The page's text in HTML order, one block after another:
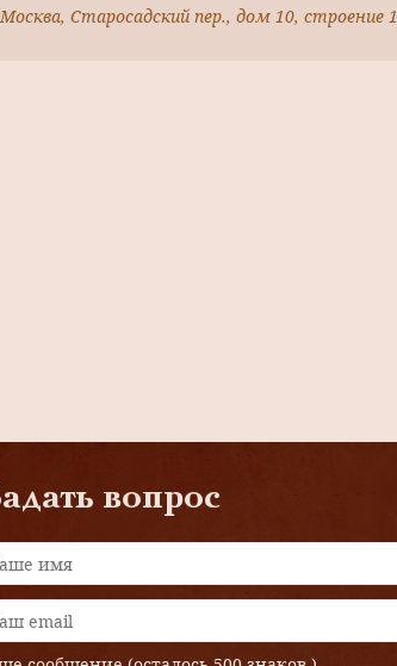
1900 г., арх. А.Н. Новиков, 1932-
Москва, Старосадский пер., дом 10, строение 1
вопрос